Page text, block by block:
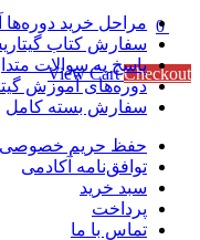
0
Subtotal 0 تومان
View CartCheckout
مراحل خرید
سفارش کتاب
پاسخ به سوالات
دوره‌های آموزش
سفارش بسته کامل
حفظ حریم خصوصی
توافق‌نامه آکادمی
سبد خرید
پرداخت
تماس با ما